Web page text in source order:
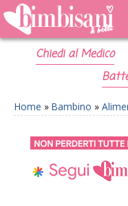
Chiedi al Medico
Home » Bambino »